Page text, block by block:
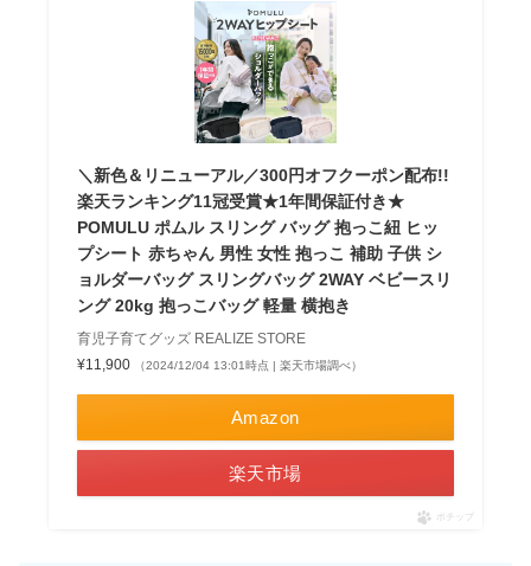
＼新色＆リニューアル／300円オフクーポン配布!!
楽天ランキング11冠受賞★1年間保証付き★
POMULU ポムル スリング バッグ 抱っこ紐 ヒッ
プシート 赤ちゃん 男性 女性 抱っこ 補助 子供 シ
ョルダーバッグ スリングバッグ 2WAY ベビースリ
ング 20kg 抱っこバッグ 軽量 横抱き
育児子育てグッズ REALIZE STORE
¥11,900
（2024/12/04 13:01時点 | 楽天市場調べ）
Amazon
楽天市場
ポチップ